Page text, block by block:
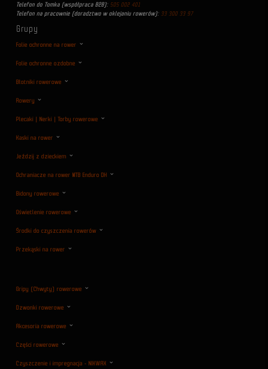
Telefon do Tomka (współpraca B2B): 505 002 401
Telefon na pracownie (doradztwo w oklejaniu rowerów): 33 300 33 97
Grupy
Folie ochronne na rower
Folie ochronne ozdobne
Błotniki rowerowe
Rowery
Plecaki | Nerki | Torby rowerowe
Kaski na rower
Jeździj z dzieckiem
Ochraniacze na rower MTB Enduro DH
Bidony rowerowe
Oświetlenie rowerowe
Środki do czyszczenia rowerów
Przekąski na rower
Gripy (Chwyty) rowerowe
Dzwonki rowerowe
Akcesoria rowerowe
Części rowerowe
Czyszczenie i impregnacja - NIKWAX